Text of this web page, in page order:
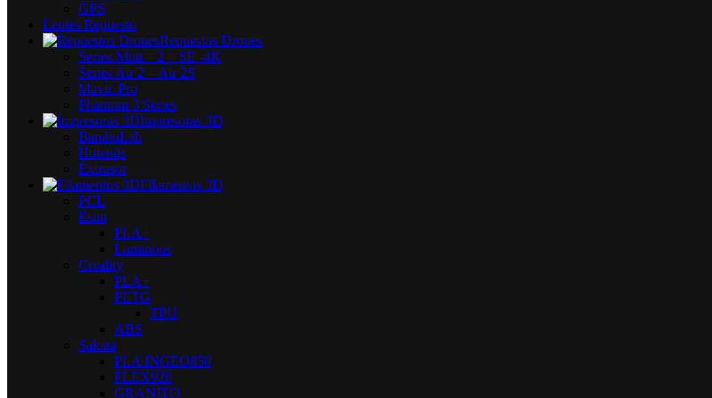
GPS
Lentes Repuesto
Repuestos Drones
Series Mini – 2 – SE -4K
Series Air 2 – Air 2S
Mavic Pro
Phantom 3 Series
Impresoras 3D
BambuLab
Hotends
Extrusor
Filamentos 3D
PCL
Esun
PLA+
Luminous
Creality
PLA+
PETG
TPU
ABS
Sakata
PLA INGEO850
FLEX920
GRANITO